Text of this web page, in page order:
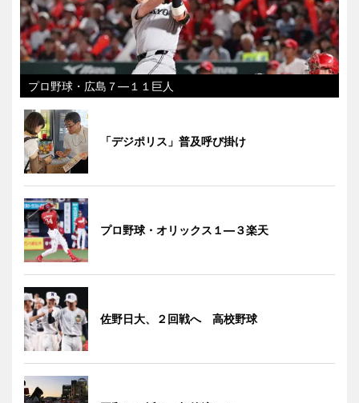
プロ野球・広島７―１１巨人
「デジポリス」普及呼び掛け
プロ野球・オリックス１―３楽天
佐野日大、２回戦へ 高校野球